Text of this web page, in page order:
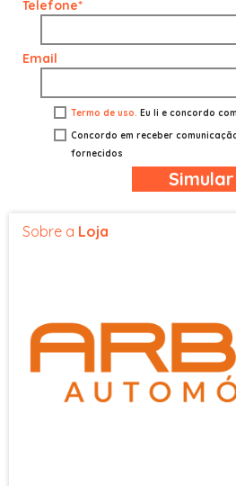
Bancos
Banco
Air Bag
Alarme
ALERTA
FARÓIS
DUPLOS
FARÓIS
ALTURA
Freios
Telefone*
Email
Termo de uso. Eu li e concordo
Concordo em receber
fornecidos
Simular
Sobre a Loja